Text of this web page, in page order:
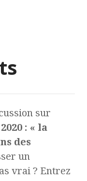
sur
: « la
des
un
vrai ? Entrez